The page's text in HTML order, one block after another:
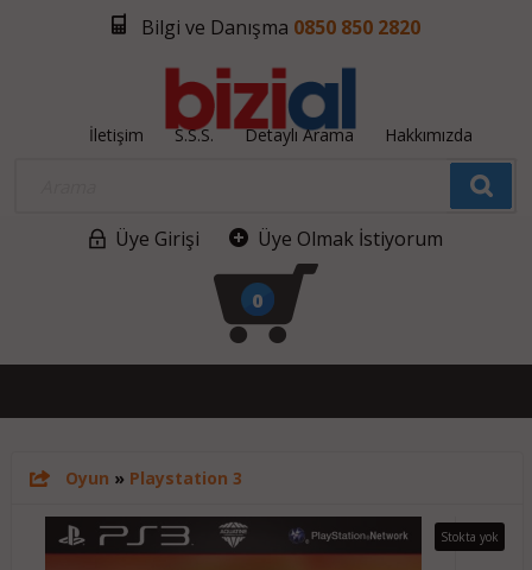
Bilgi ve Danışma 0850 850 2820
İletişim S.S.S. Detaylı Arama Hakkımızda
Üye Girişi Üye Olmak İstiyorum
0
Oyun » Playstation 3
Stokta yok